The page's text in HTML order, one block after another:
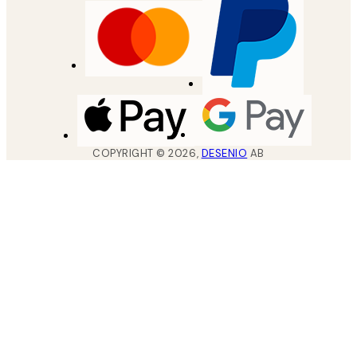
COPYRIGHT ©2026, DESENIO AB